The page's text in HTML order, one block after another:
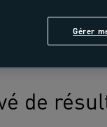
de
Gérer